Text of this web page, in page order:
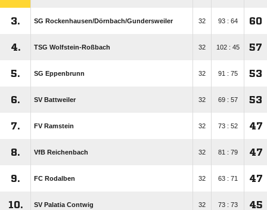
3. SG Rockenhausen/​Dörnbach/​Gundersweiler 32 93 : 64 60
4. TSG Wolfstein-Roßbach 32 102 : 45 57
5. SG Eppenbrunn 32 91 : 75 53
6. SV Battweiler 32 69 : 57 53
7. FV Ramstein 32 73 : 52 47
8. VfB Reichenbach 32 81 : 79 47
9. FC Rodalben 32 63 : 71 47
10. SV Palatia Contwig 32 73 : 73 45